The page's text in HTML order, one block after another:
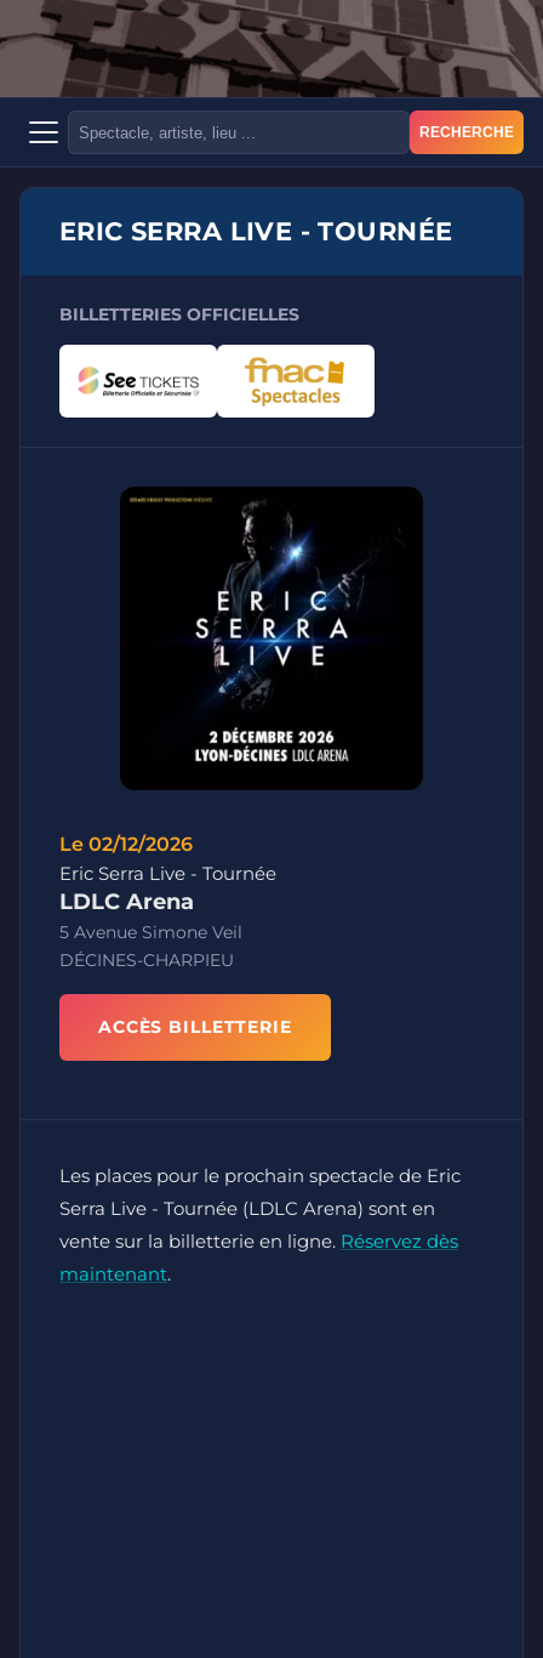
RECHERCHE
ERIC SERRA LIVE - TOURNÉE
BILLETTERIES OFFICIELLES
Le 02/12/2026
Eric Serra Live - Tournée
LDLC Arena
5 Avenue Simone Veil
DÉCINES-CHARPIEU
ACCÈS BILLETTERIE
Les places pour le prochain spectacle de Eric
Serra Live - Tournée (LDLC Arena) sont en
vente sur la billetterie en ligne. Réservez dès
maintenant.